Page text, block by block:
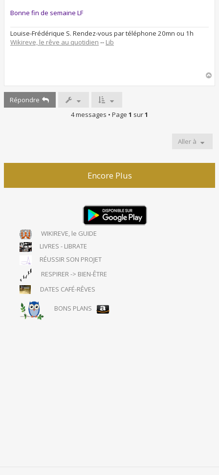
Bonne fin de semaine LF
Louise-Frédérique S. Rendez-vous par téléphone 20mn ou 1h
Wikireve, le rêve au quotidien -- Lib
Répondre
4 messages • Page 1 sur1
Aller à
Encore Plus
WIKIREVE, le GUIDE
LIVRES - LIBRATE
RÉUSSIR SON PROJET
RESPIRER -> BIEN-ÊTRE
DATES CAFÉ-RÊVES
BONS PLANS